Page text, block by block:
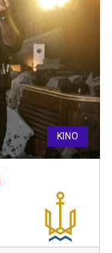
KINO